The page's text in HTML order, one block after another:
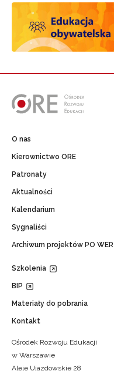
O nas
Kierownictwo ORE
Patronaty
Aktualności
Kalendarium
Sygnaliści
Archiwum projektów PO WER
Szkolenia
BIP
Materiały do pobrania
Kontakt
Ośrodek Rozwoju Edukacji
w Warszawie
Aleje Ujazdowskie 28